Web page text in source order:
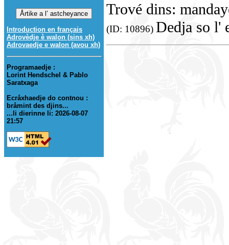
Introduction en français
Adrovèdje è walon (sins xh)
Adrovaedje e walon (avou xh)
Programaedje :
Lorint Hendschel & Pablo
Saratxaga
Ecråxhaedje do contnou :
bråmint des djins...
...li dierinne li: 2026-08-07
21:57
Trové dins:
(ID: 10896) Dedja so l'